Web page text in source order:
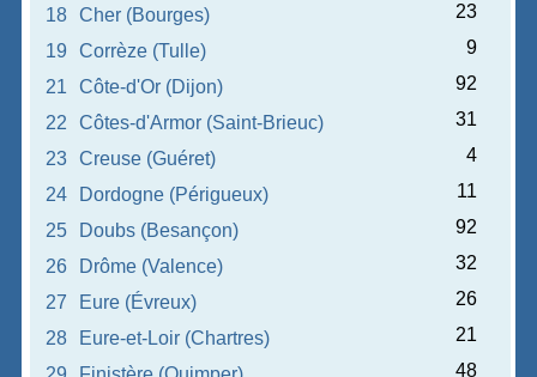
18
Cher (Bourges)
23
19
Corrèze (Tulle)
9
21
Côte-d'Or (Dijon)
92
22
Côtes-d'Armor (Saint-Brieuc)
31
23
Creuse (Guéret)
4
24
Dordogne (Périgueux)
11
25
Doubs (Besançon)
92
26
Drôme (Valence)
32
27
Eure (Évreux)
26
28
Eure-et-Loir (Chartres)
21
48